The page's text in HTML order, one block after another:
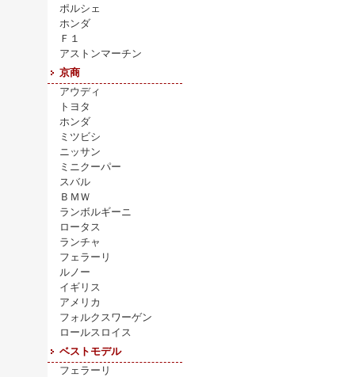
ポルシェ
ホンダ
Ｆ１
アストンマーチン
京商
アウディ
トヨタ
ホンダ
ミツビシ
ニッサン
ミニクーパー
スバル
ＢＭＷ
ランボルギーニ
ロータス
ランチャ
フェラーリ
ルノー
イギリス
アメリカ
フォルクスワーゲン
ロールスロイス
ベストモデル
フェラーリ